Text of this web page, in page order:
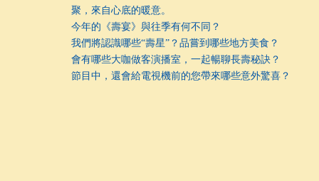
聚，來自心底的暖意。
今年的《壽宴》與往季有何不同？
我們將認識哪些“壽星”？品嘗到哪些地方美食？
會有哪些大咖做客演播室，一起暢聊長壽秘訣？
節目中，還會給電視機前的您帶來哪些意外驚喜？